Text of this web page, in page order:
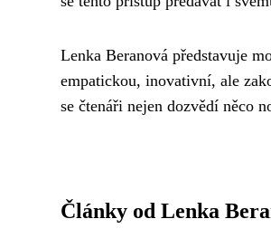
Lenka Beranová představuje
empatickou, inovativní, ale
se čtenáři nejen dozvědí něco
Články od Lenka